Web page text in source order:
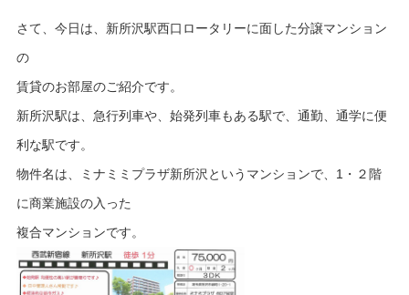
さて、今日は、新所沢駅西口ロータリーに面した分譲マンション
の
賃貸のお部屋のご紹介です。
新所沢駅は、急行列車や、始発列車もある駅で、通勤、通学に便
利な駅です。
物件名は、ミナミミプラザ新所沢というマンションで、1・２階
に商業施設の入った
複合マンションです。